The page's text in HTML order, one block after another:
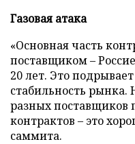
Газовая атака
«Основная часть
поставщиком –
20 лет. Это
стабильность рынка.
разных поставщиков
контрактов – это
саммита.